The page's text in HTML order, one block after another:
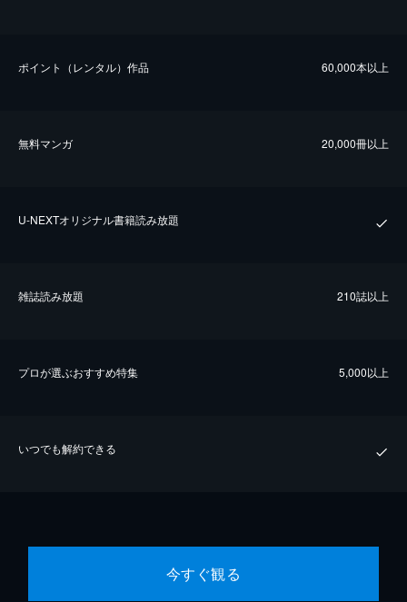
ポイント（レンタル）作品 60,000本以上
無料マンガ 20,000冊以上
U-NEXTオリジナル書籍読み放題
雑誌読み放題 210誌以上
プロが選ぶおすすめ特集 5,000以上
いつでも解約できる
今すぐ観る